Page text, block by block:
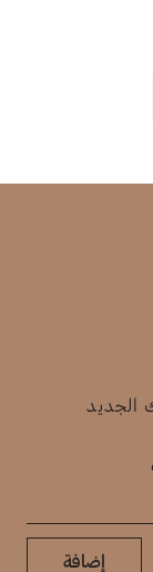
الجديد
إضافة